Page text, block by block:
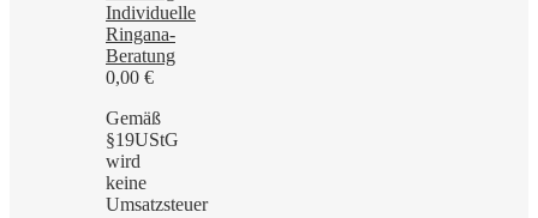
Individuelle
Ringana-
Beratung
0,00 €
Gemäß
§19UStG
wird
keine
Umsatzsteuer